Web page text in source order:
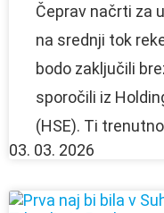
Čeprav načrti za
na srednji tok
bodo zaključili
sporočili iz
(HSE). Ti trenutno
03. 03. 2026